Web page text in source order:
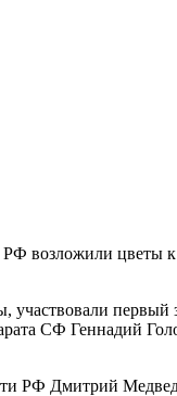
возложили
СФ Геннадий
РФ Дмитрий